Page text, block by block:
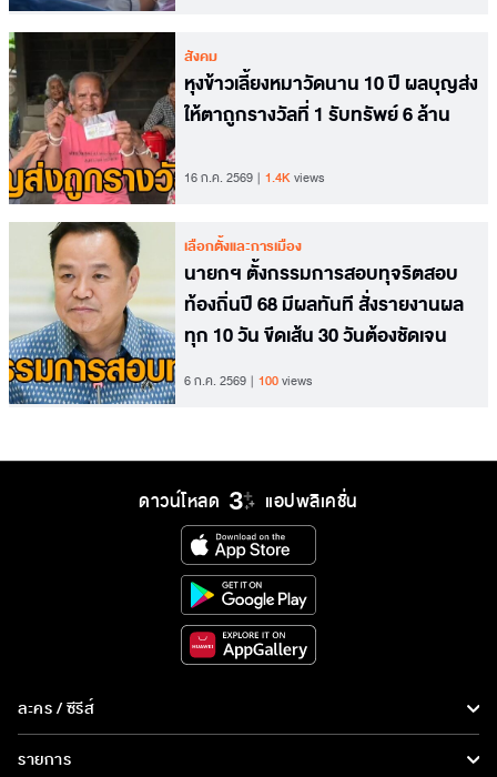
สังคม
หุงข้าวเลี้ยงหมาวัดนาน 10 ปี ผลบุญส่ง
ให้ตาถูกรางวัลที่ 1 รับทรัพย์ 6 ล้าน
16 ก.ค. 2569 1.4Kviews
เลือกตั้งและการเมือง
นายกฯ ตั้งกรรมการสอบทุจริตสอบ
ท้องถิ่นปี 68 มีผลทันที สั่งรายงานผล
ทุก 10 วัน ขีดเส้น 30 วันต้องชัดเจน
6 ก.ค. 2569 100views
ดาวน์โหลด แอปพลิเคชั่น
ละคร / ซีรีส์
ละคร/ซีรีส์
รายการ